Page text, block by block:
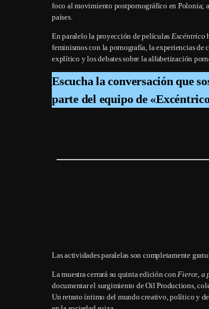
foco al movimiento postpornográfico en Polonia;
países.
En paralelo la proyección de películas Excéntrico
feminismos con la pornografía, la experiencias
explítico y los debates sobre la alfabetización
Escucha la conversación que
parte del equipo de
Las actividades paralelas son completamente
La muestra cerrará su quinta edición con Fierce, a
documentar el surgimiento de Oil Productions,
Un retrato íntimo del mundo creativo, político y